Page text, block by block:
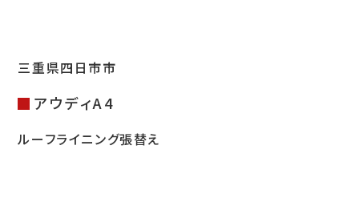
三重県四日市市
アウディA4
ルーフライニング張替え